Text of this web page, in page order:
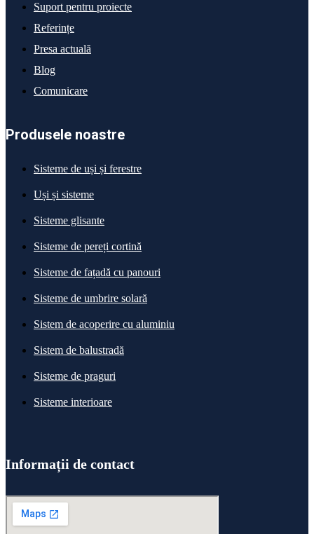
Suport pentru proiecte
Referințe
Presa actuală
Blog
Comunicare
Produsele noastre
Sisteme de uși și ferestre
Uși și sisteme
Sisteme glisante
Sisteme de pereți cortină
Sisteme de fațadă cu panouri
Sisteme de umbrire solară
Sistem de acoperire cu aluminiu
Sistem de balustradă
Sisteme de praguri
Sisteme interioare
Informații de contact